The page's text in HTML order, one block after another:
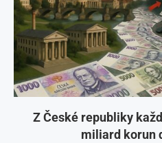
Z České republiky
miliard korun